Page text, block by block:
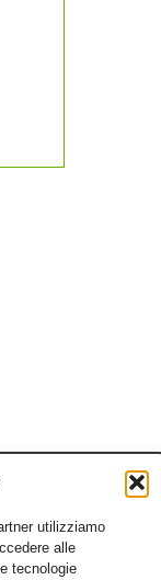
utilizziamo
alle
tecnologie